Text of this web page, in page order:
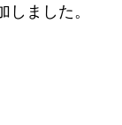
ました。